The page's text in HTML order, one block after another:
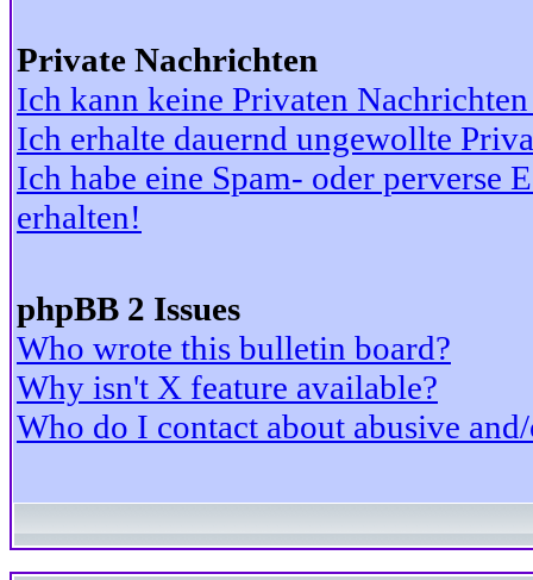
Private Nachrichten
Ich kann keine Privaten
Ich erhalte dauernd ungewollte
Ich habe eine Spam- oder perverse
erhalten!
phpBB 2 Issues
Who wrote this bulletin board?
Why isn't X feature available?
Who do I contact about abusive